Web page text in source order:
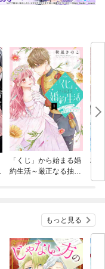
「くじ」から始まる婚
約生活～厳正なる抽選
地
司
もっと見る